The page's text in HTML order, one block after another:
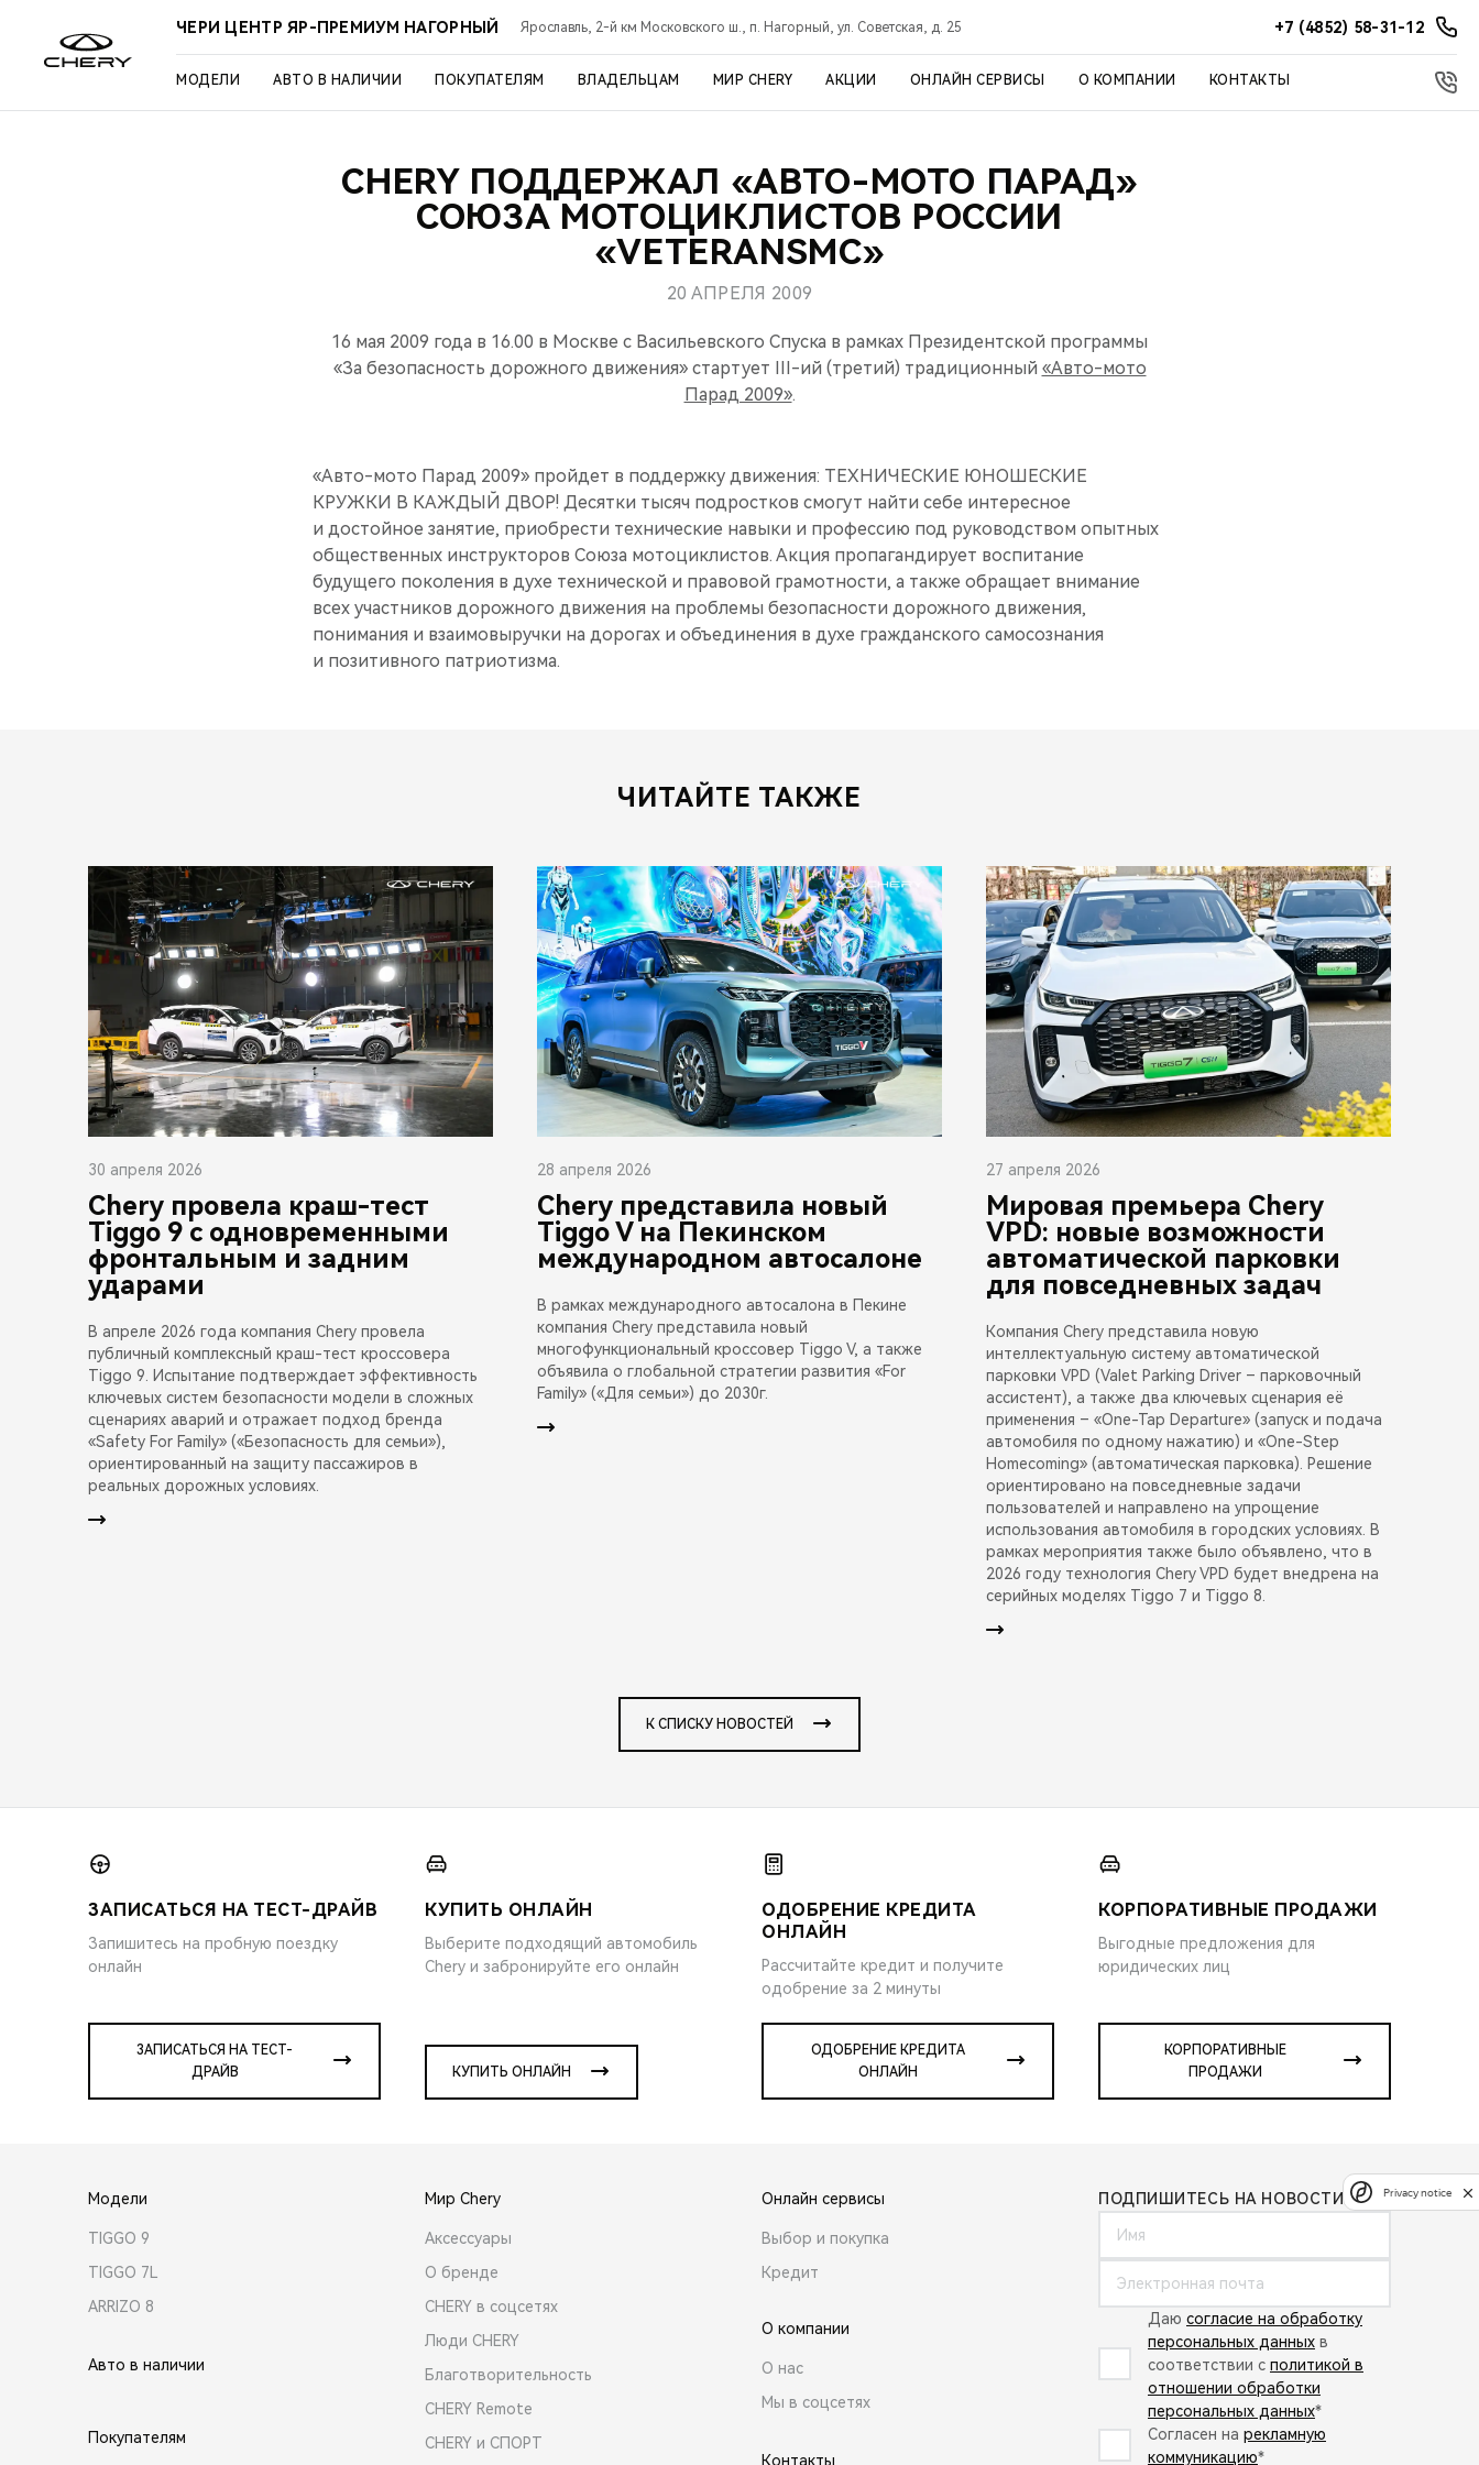
ЧЕРИ ЦЕНТР ЯР-ПРЕМИУМ НАГОРНЫЙ Ярославль, 2-й км Московского ш., п. Нагорный, ул. Советская, д. 25 +7 (4852) 58-31-12
МОДЕЛИ АВТО В НАЛИЧИИ ПОКУПАТЕЛЯМ ВЛАДЕЛЬЦАМ МИР CHERY АКЦИИ ОНЛАЙН СЕРВИСЫ О КОМПАНИИ КОНТАКТЫ
CHERY ПОДДЕРЖАЛ «АВТО-МОТО ПАРАД»
СОЮЗА МОТОЦИКЛИСТОВ РОССИИ
«VETERANSMC»
20 АПРЕЛЯ 2009
16 мая 2009 года в 16.00 в Москве с Васильевского Спуска в рамках Президентской программы
«За безопасность дорожного движения» стартует III-ий (третий) традиционный «Авто-мото
Парад 2009».
«Авто-мото Парад 2009» пройдет в поддержку движения: ТЕХНИЧЕСКИЕ ЮНОШЕСКИЕ
КРУЖКИ В КАЖДЫЙ ДВОР! Десятки тысяч подростков смогут найти себе интересное
и достойное занятие, приобрести технические навыки и профессию под руководством опытных
общественных инструкторов Союза мотоциклистов. Акция пропагандирует воспитание
будущего поколения в духе технической и правовой грамотности, а также обращает внимание
всех участников дорожного движения на проблемы безопасности дорожного движения,
понимания и взаимовыручки на дорогах и объединения в духе гражданского самосознания
и позитивного патриотизма.
ЧИТАЙТЕ ТАКЖЕ
30 апреля 2026
Chery провела краш-тест
Tiggo 9 с одновременными
фронтальным и задним
ударами
В апреле 2026 года компания Chery провела
публичный комплексный краш-тест кроссовера
Tiggo 9. Испытание подтверждает эффективность
ключевых систем безопасности модели в сложных
сценариях аварий и отражает подход бренда
«Safety For Family» («Безопасность для семьи»),
ориентированный на защиту пассажиров в
реальных дорожных условиях.
28 апреля 2026
Chery представила новый
Tiggo V на Пекинском
международном автосалоне
В рамках международного автосалона в Пекине
компания Chery представила новый
многофункциональный кроссовер Tiggo V, а также
объявила о глобальной стратегии развития «For
Family» («Для семьи») до 2030г.
27 апреля 2026
Мировая премьера Chery
VPD: новые возможности
автоматической парковки
для повседневных задач
Компания Chery представила новую
интеллектуальную систему автоматической
парковки VPD (Valet Parking Driver – парковочный
ассистент), а также два ключевых сценария её
применения – «One-Tap Departure» (запуск и подача
автомобиля по одному нажатию) и «One-Step
Homecoming» (автоматическая парковка). Решение
ориентировано на повседневные задачи
пользователей и направлено на упрощение
использования автомобиля в городских условиях. В
рамках мероприятия также было объявлено, что в
2026 году технология Chery VPD будет внедрена на
серийных моделях Tiggo 7 и Tiggo 8.
К СПИСКУ НОВОСТЕЙ
ЗАПИСАТЬСЯ НА ТЕСТ-ДРАЙВ
Запишитесь на пробную поездку
онлайн
ЗАПИСАТЬСЯ НА ТЕСТ-
ДРАЙВ
КУПИТЬ ОНЛАЙН
Выберите подходящий автомобиль
Chery и забронируйте его онлайн
КУПИТЬ ОНЛАЙН
ОДОБРЕНИЕ КРЕДИТА
ОНЛАЙН
Рассчитайте кредит и получите
одобрение за 2 минуты
ОДОБРЕНИЕ КРЕДИТА
ОНЛАЙН
КОРПОРАТИВНЫЕ ПРОДАЖИ
Выгодные предложения для
юридических лиц
КОРПОРАТИВНЫЕ
ПРОДАЖИ
Модели
TIGGO 9
TIGGO 7L
ARRIZO 8
Авто в наличии
Покупателям
Мир Chery
Аксессуары
О бренде
CHERY в соцсетях
Люди CHERY
Благотворительность
CHERY Remote
CHERY и СПОРТ
Онлайн сервисы
Выбор и покупка
Кредит
О компании
О нас
Мы в соцсетях
Контакты
ПОДПИШИТЕСЬ НА НОВОСТИ:
Даю согласие на обработку
персональных данных в
соответствии с политикой в
отношении обработки
персональных данных*
Согласен на рекламную
коммуникацию*
Privacy notice